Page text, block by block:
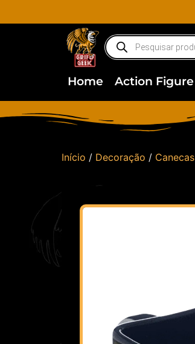
Home Action Figure
Início / Decoração / Canecas